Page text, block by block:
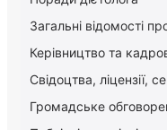
Загальні відомості
Керiвництво та
Свідоцтва, ліцензії,
Громадське